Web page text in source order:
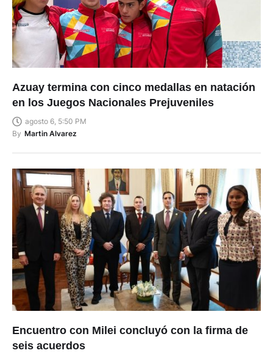
Azuay termina con cinco medallas en natación
en los Juegos Nacionales Prejuveniles
agosto 6, 5:50 PM
By Martin Alvarez
Encuentro con Milei concluyó con la firma de
seis acuerdos